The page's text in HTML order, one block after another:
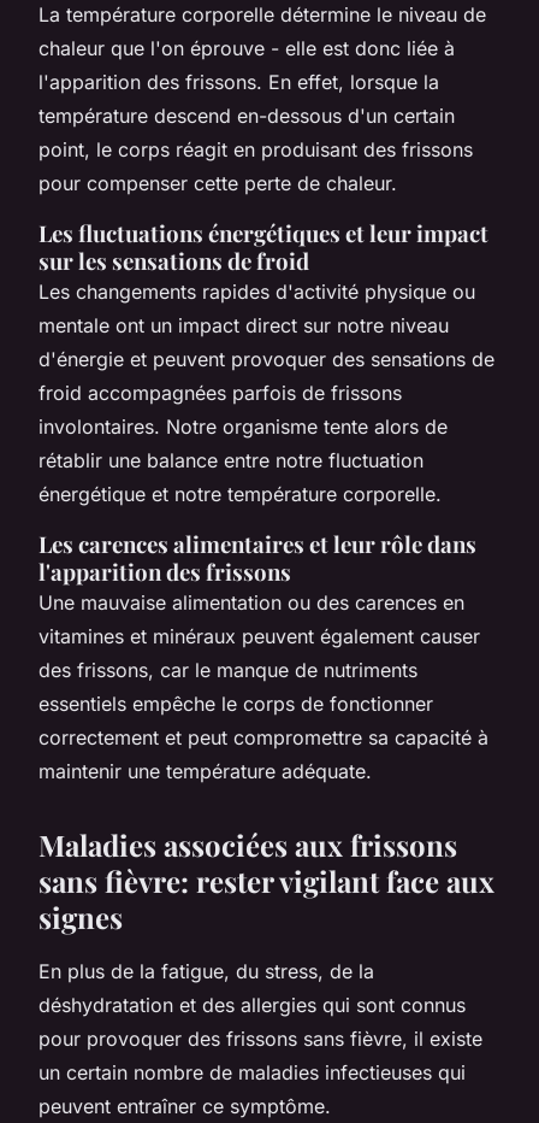
La température corporelle détermine le niveau de
chaleur que l'on éprouve - elle est donc liée à
l'apparition des frissons. En effet, lorsque la
température descend en-dessous d'un certain
point, le corps réagit en produisant des frissons
pour compenser cette perte de chaleur.
Les fluctuations énergétiques et leur impact
sur les sensations de froid
Les changements rapides d'activité physique ou
mentale ont un impact direct sur notre niveau
d'énergie et peuvent provoquer des sensations de
froid accompagnées parfois de frissons
involontaires. Notre organisme tente alors de
rétablir une balance entre notre fluctuation
énergétique et notre température corporelle.
Les carences alimentaires et leur rôle dans
l'apparition des frissons
Une mauvaise alimentation ou des carences en
vitamines et minéraux peuvent également causer
des frissons, car le manque de nutriments
essentiels empêche le corps de fonctionner
correctement et peut compromettre sa capacité à
maintenir une température adéquate.
Maladies associées aux frissons
sans fièvre: rester vigilant face aux
signes
En plus de la fatigue, du stress, de la
déshydratation et des allergies qui sont connus
pour provoquer des frissons sans fièvre, il existe
un certain nombre de maladies infectieuses qui
peuvent entraîner ce symptôme.